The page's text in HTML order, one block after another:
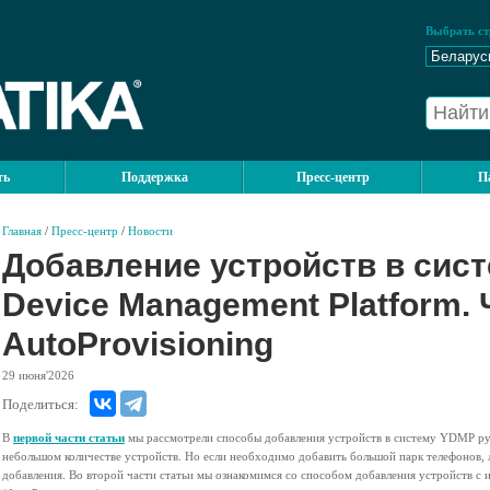
Выбрать
Поддержка Пресс-центр
Главная / Пресс-центр / Новости
Добавление устройств в
Device Management Platform.
AutoProvisioning
29 июня'2026
Поделиться:
В первой части статьи мы рассмотрели способы добавления устройств в систему YDMP
небольшом количестве устройств. Но если необходимо добавить большой парк телефонов,
добавления. Во второй части статьи мы ознакомимся со способом добавления устройств с